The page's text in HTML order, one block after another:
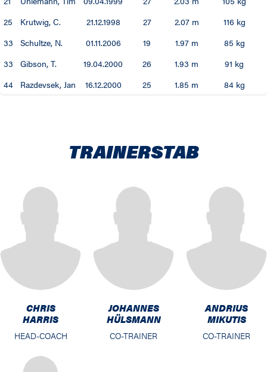
25
Krutwig, C. 21.12.1998 27 2.07 m
116 kg
33
Schultze, N. 01.11.2006 19 1.97 m
85 kg
33
Gibson, T. 19.04.2000 26 1.93 m
91 kg
44
Razdevsek, Jan 16.12.2000 25 1.85 m 84 kg
TRAINERSTAB
CHRIS
HARRIS
HEAD-COACH
JOHANNES
HÜLSMANN
CO-TRAINER
ANDRIUS
MIKUTIS
CO-TRAINER